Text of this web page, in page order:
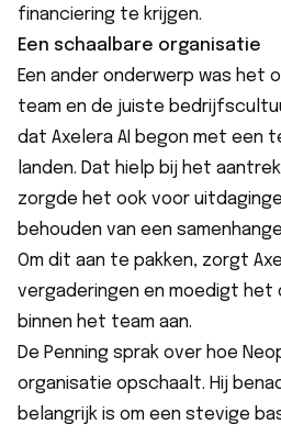
financiering te krijgen.
Een schaalbare organisatie
Een ander onderwerp was het
team en de juiste
dat Axelera AI begon met een
landen. Dat hielp bij het
zorgde het ook voor
behouden van een
Om dit aan te pakken, zorgt
vergaderingen en moedigt het
binnen het team aan.
De Penning sprak over hoe
organisatie opschaalt. Hij
belangrijk is om een stevige